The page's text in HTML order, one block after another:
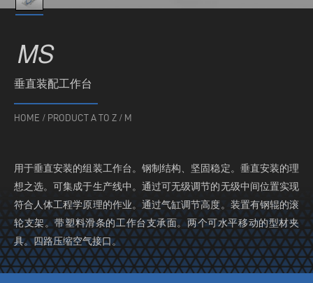
MS
垂直装配工作台
HOME / PRODUCT A TO Z / M
用于垂直安装的组装工作台。钢制结构、坚固稳定。垂直安装的理
想之选。可集成于生产线中。通过可无级调节的无级中间位置实现
符合人体工程学原理的作业。通过气缸调节高度。装置有钢辊的滚
轮支架。带塑料滑条的工作台支承面。两个可水平移动的型材夹
具。四路压缩空气接口。